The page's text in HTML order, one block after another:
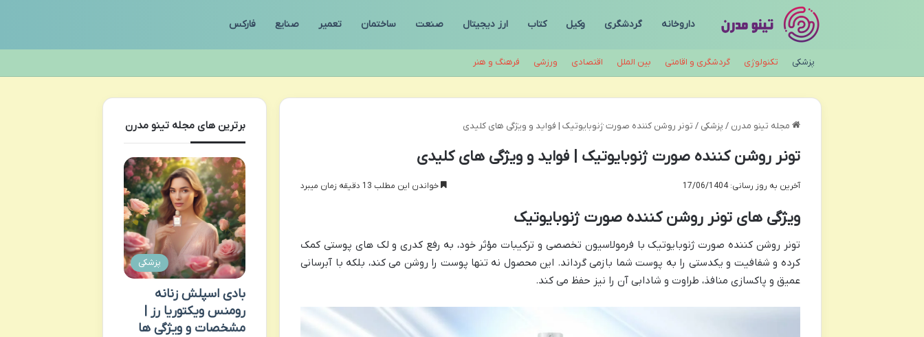
داروخانه گردشگری وکیل کتاب ارز دیجیتال صنعت ساختمان تعمیر صنایع فارکس
پزشکی تکنولوژی گردشگری و اقامتی بین الملل اقتصادی ورزشی فرهنگ و هنر
مجله تینو مدرن / پزشکی / تونر روشن کننده صورت ژنوبایوتیک | فواید و ویژگی های کلیدی
تونر روشن کننده صورت ژنوبایوتیک | فواید و ویژگی های کلیدی
آخرین به روز رسانی: 17/06/1404 خواندن این مطلب 13 دقیقه زمان میبرد
ویژگی های تونر روشن کننده صورت ژنوبایوتیک
تونر روشن کننده صورت ژنوبایوتیک با فرمولاسیون تخصصی و ترکیبات مؤثر خود، به رفع کدری و لک های پوستی کمک
کرده و شفافیت و یکدستی را به پوست شما بازمی گرداند. این محصول نه تنها پوست را روشن می کند، بلکه با آبرسانی
عمیق و پاکسازی منافذ، طراوت و شادابی آن را نیز حفظ می کند.
برترین های مجله تینو مدرن
پزشکی
بادی اسپلش زنانه
رومنس ویکتوریا رز |
مشخصات و ویژگی ها